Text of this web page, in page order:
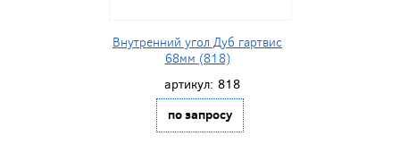
Внутренний угол Дуб гартвис
68мм (818)
артикул: 818
по запросу